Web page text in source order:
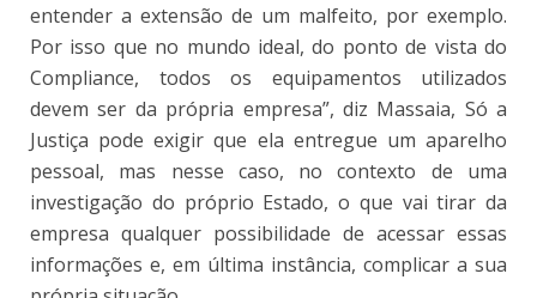
entender a extensão de um malfeito, por exemplo.
Por isso que no mundo ideal, do ponto de vista do
Compliance, todos os equipamentos utilizados
devem ser da própria empresa”, diz Massaia, Só a
Justiça pode exigir que ela entregue um aparelho
pessoal, mas nesse caso, no contexto de uma
investigação do próprio Estado, o que vai tirar da
empresa qualquer possibilidade de acessar essas
informações e, em última instância, complicar a sua